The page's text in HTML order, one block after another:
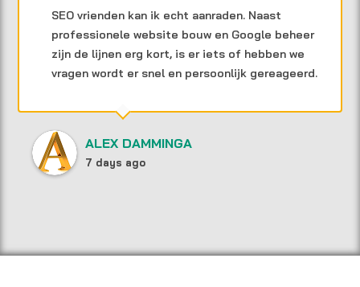
SEO vrienden kan ik echt aanraden. Naast
professionele website bouw en Google beheer
zijn de lijnen erg kort, is er iets of hebben we
vragen wordt er snel en persoonlijk gereageerd.
ALEX DAMMINGA
7 days ago